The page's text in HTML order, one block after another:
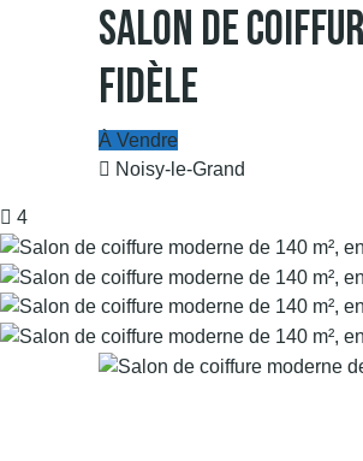
Salon De
Fidèle
À Vendre
Noisy-le-Grand
4